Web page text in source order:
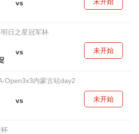
vs
未开始
明日之星冠军杯
vs
U17
未开始
Open3x3内蒙古站day2
vs
未开始